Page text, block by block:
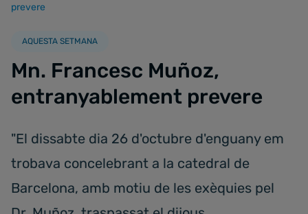
prevere
AQUESTA SETMANA
Mn. Francesc Muñoz,
entranyablement prevere
"El dissabte dia 26 d'octubre d'enguany em
trobava concelebrant a la catedral de
Barcelona, amb motiu de les exèquies pel